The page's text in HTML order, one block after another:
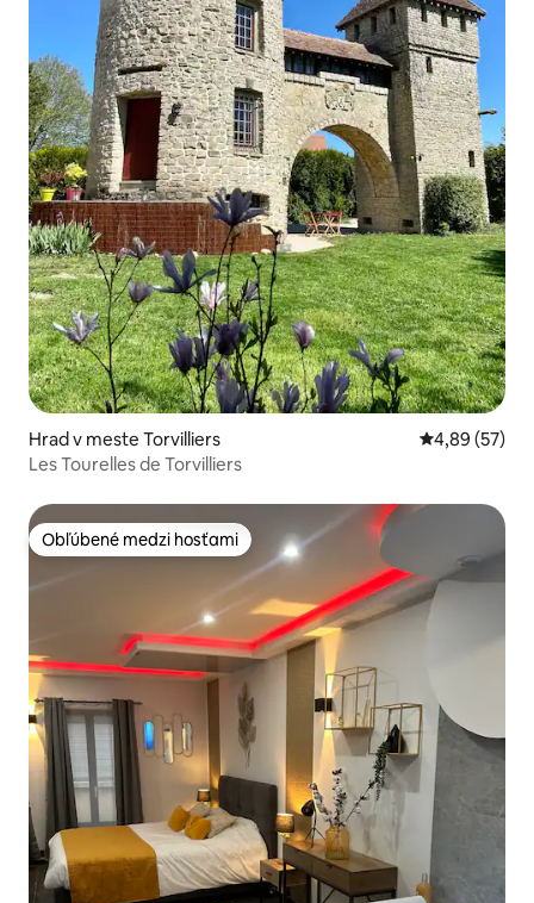
Hrad v meste Torvilliers Priemerné
4,89 (57)
Les Tourelles de Torvilliers
Obľúbené medzi hosťami
Obľúbené medzi hosťami